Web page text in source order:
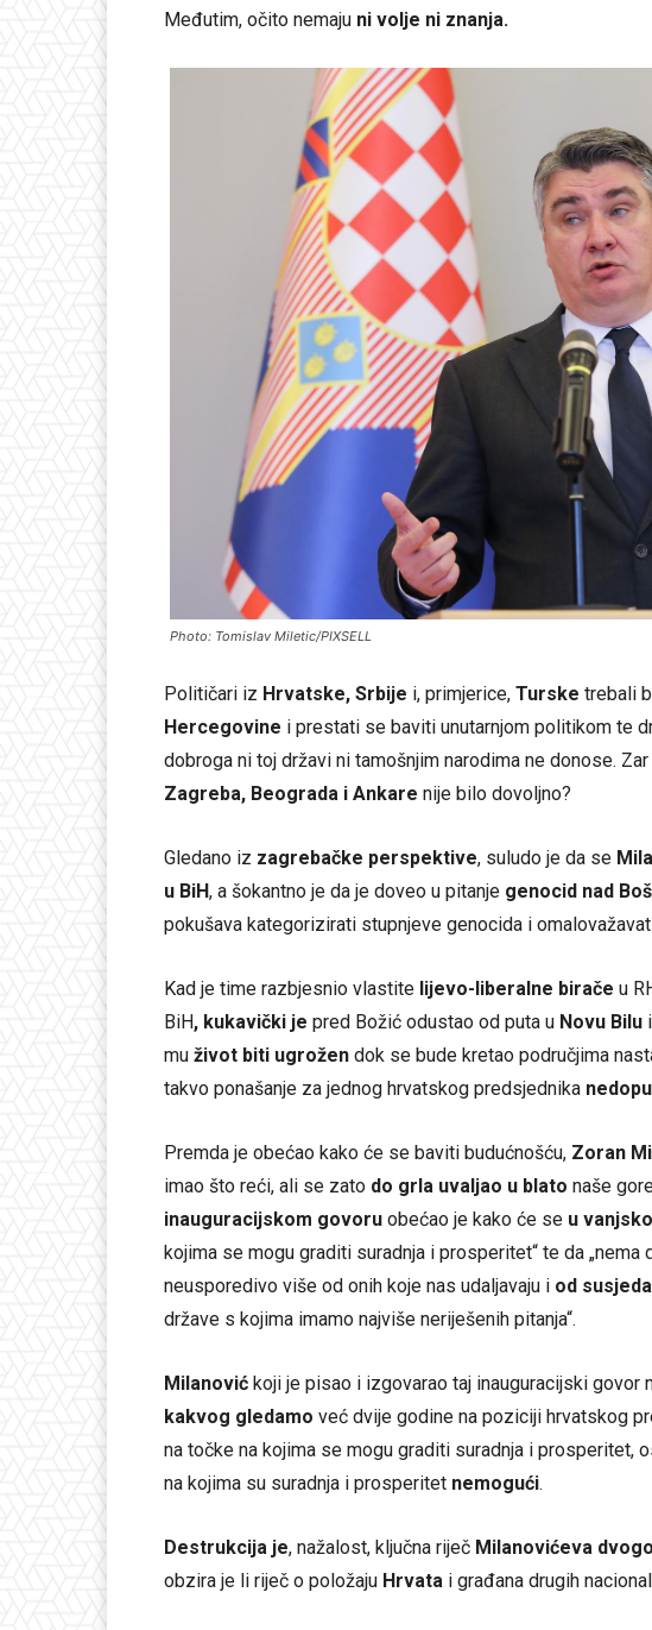
Međutim, očito nemaju ni volje ni znanja.
Photo: Tomislav Miletic/PIXSELL
Političari iz Hrvatske, Srbije i, primjerice, Turske trebali
Hercegovine i prestati se baviti unutarnjom politikom te
dobroga ni toj državi ni tamošnjim narodima ne donose.
Zagreba, Beograda i Ankare nije bilo dovoljno?
Gledano iz zagrebačke perspektive, suludo je da se
u BiH, a šokantno je da je doveo u pitanje genocid nad
pokušava kategorizirati stupnjeve genocida i
Kad je time razbjesnio vlastite lijevo-liberalne birače u
BiH, kukavički je pred Božić odustao od puta u Novu Bilu i
mu život biti ugrožen dok se bude kretao područjima
takvo ponašanje za jednog hrvatskog predsjednika
Premda je obećao kako će se baviti budućnošću, Zoran
imao što reći, ali se zato do grla uvaljao u blato naše
inauguracijskom govoru obećao je kako će se u
kojima se mogu graditi suradnja i prosperitet“ te da „nema
neusporedivo više od onih koje nas udaljavaju i od
države s kojima imamo najviše neriješenih pitanja“.
Milanović koji je pisao i izgovarao taj inauguracijski govor
kakvog gledamo već dvije godine na poziciji hrvatskog
na točke na kojima se mogu graditi suradnja i prosperitet,
na kojima su suradnja i prosperitet nemogući.
Destrukcija je, nažalost, ključna riječ Milanovićeva
obzira je li riječ o položaju Hrvata i građana drugih